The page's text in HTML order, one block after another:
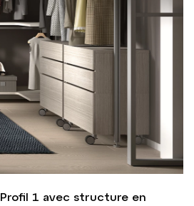
Profil 1 avec structure en